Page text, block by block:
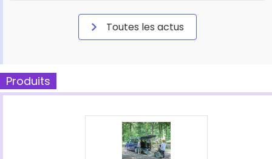
Toutes les actus
Produits